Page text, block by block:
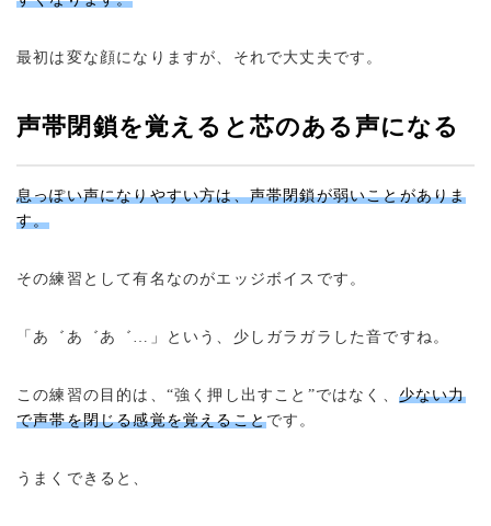
最初は変な顔になりますが、それで大丈夫です。
声帯閉鎖を覚えると芯のある声になる
息っぽい声になりやすい方は、声帯閉鎖が弱いことがありま
す。
その練習として有名なのがエッジボイスです。
「あ゛あ゛あ゛…」という、少しガラガラした音ですね。
この練習の目的は、“強く押し出すこと”ではなく、 少ない力
で声帯を閉じる感覚を覚えることです。
うまくできると、